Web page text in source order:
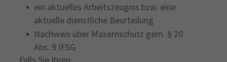
ein aktuelles Arbeitszeugnis bzw. eine
aktuelle dienstliche Beurteilung
Nachweis über Masernschutz gem. § 20
Abs. 9 IFSG
Falls Sie Ihren